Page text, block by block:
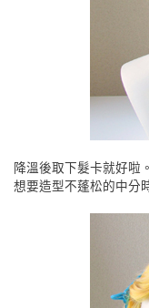
降溫後取下髮卡就好啦。
想要造型不蓬松的中分